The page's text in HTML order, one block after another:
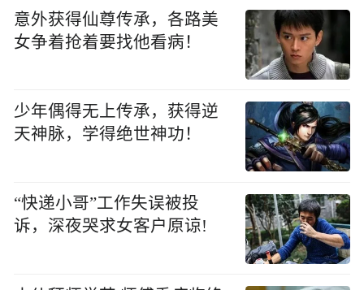
意外获得仙尊传承，各路美
女争着抢着要找他看病！
少年偶得无上传承，获得逆
天神脉，学得绝世神功！
“快递小哥”工作失误被投
诉，深夜哭求女客户原谅!